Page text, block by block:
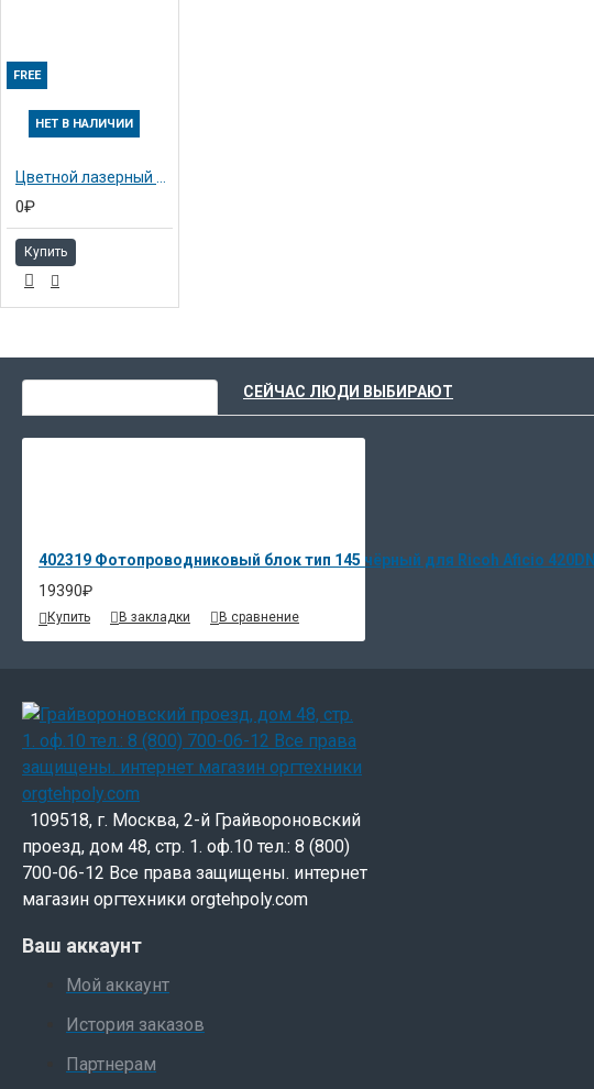
FREE
НЕТ В НАЛИЧИИ
Цветной лазерный принтер Ricoh Aficio SP C420DN (402981)
0₽
Купить
СЕЙЧАС ЛЮДИ ВЫБИРАЮТ
402319 Фотопроводниковый блок тип 145 чёрный для Ricoh Aficio 420DN
19390₽
Купить В закладки В сравнение
109518, г. Москва, 2-й Грайвороновский
проезд, дом 48, стр. 1. оф.10 тел.: 8 (800)
700-06-12 Все права защищены. интернет
магазин оргтехники orgtehpoly.com
Ваш аккаунт
Мой аккаунт
История заказов
Партнерам